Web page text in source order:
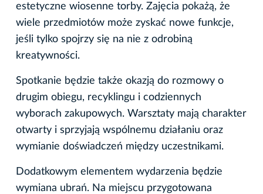
estetyczne wiosenne torby. Zajęcia pokażą, że
wiele przedmiotów może zyskać nowe funkcje,
jeśli tylko spojrzy się na nie z odrobiną
kreatywności.
Spotkanie będzie także okazją do rozmowy o
drugim obiegu, recyklingu i codziennych
wyborach zakupowych. Warsztaty mają charakter
otwarty i sprzyjają wspólnemu działaniu oraz
wymianie doświadczeń między uczestnikami.
Dodatkowym elementem wydarzenia będzie
wymiana ubrań. Na miejscu przygotowana